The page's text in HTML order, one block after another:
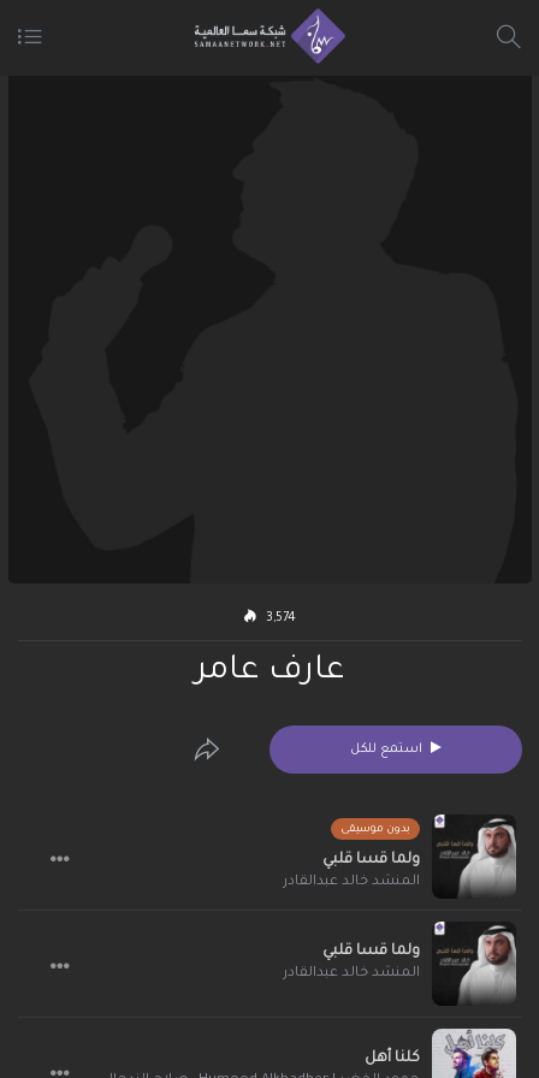
3,574
عارف عامر
استمع للكل
بدون موسيقى
ولما قسا قلبي
المنشد خالد عبدالقادر
ولما قسا قلبي
المنشد خالد عبدالقادر
كلنا أهل